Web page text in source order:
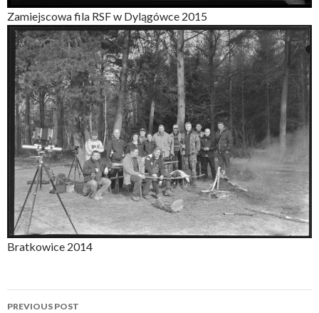
Zamiejscowa fila RSF w Dylągówce 2015
Bratkowice 2014
Post
PREVIOUS POST